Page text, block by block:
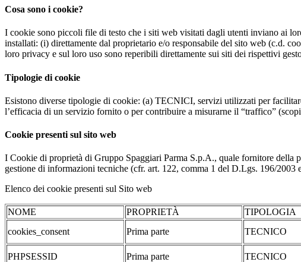
Cosa sono i cookie?
I cookie sono piccoli file di testo che i siti web visitati dagli utenti inviano ai
installati: (i) direttamente dal proprietario e/o responsabile del sito web (c.d.
loro privacy e sul loro uso sono reperibili direttamente sui siti dei rispettivi
Tipologie di cookie
Esistono diverse tipologie di cookie: (a) TECNICI, servizi utilizzati per
l’efficacia di un servizio fornito o per contribuire a misurarne il “traffico”
Cookie presenti sul sito web
I Cookie di proprietà di Gruppo Spaggiari Parma S.p.A., quale fornitore della
gestione di informazioni tecniche (cfr. art. 122, comma 1 del D.Lgs. 196/2003
Elenco dei cookie presenti sul Sito web
NOME PROPRIETÀ TIPOLOGIA
cookies_consent
Prima parte TECNICO
PHPSESSID Prima parte TECNICO